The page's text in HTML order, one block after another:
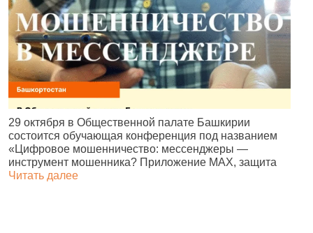
29 октября в Общественной палате Башкирии
состоится обучающая конференция под названием
«Цифровое мошенничество: мессенджеры —
инструмент мошенника? Приложение MAX, защита
Читать далее